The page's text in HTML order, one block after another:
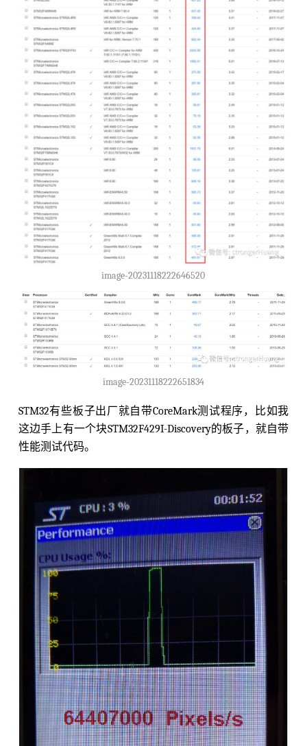
image-20231118222646520
image-20231118222651834
STM32有些板子出厂就自带CoreMark测试程序，比如我
这边手上有一个块STM32F429I-Discovery的板子，就自带
性能测试代码。